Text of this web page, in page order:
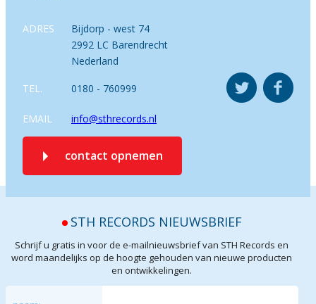
ADRES
Bijdorp - west 74
2992 LC Barendrecht
Nederland
TEL. 0180 - 760999
EMAIL info@sthrecords.nl
contact opnemen
STH RECORDS NIEUWSBRIEF
Schrijf u gratis in voor de e-mailnieuwsbrief van STH Records en
word maandelijks op de hoogte gehouden van nieuwe producten
en ontwikkelingen.